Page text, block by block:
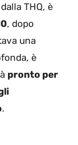
THQ, è
, dopo
una
è
pronto per
.